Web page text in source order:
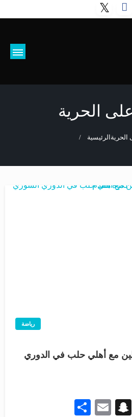
الحرية
الرئيسية الحرية
رياضة
مع أهلي حلب في الدوري
Viber
Snapchat
Email